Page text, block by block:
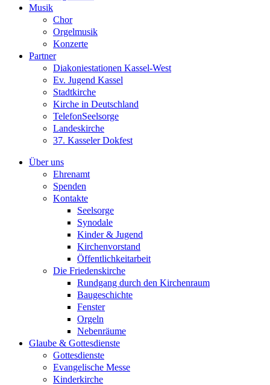
Musik
Chor
Orgelmusik
Konzerte
Partner
Diakoniestationen Kassel-West
Ev. Jugend Kassel
Stadtkirche
Kirche in Deutschland
TelefonSeelsorge
Landeskirche
37. Kasseler Dokfest
Über uns
Ehrenamt
Spenden
Kontakte
Seelsorge
Synodale
Kinder & Jugend
Kirchenvorstand
Öffentlichkeitarbeit
Die Friedenskirche
Rundgang durch den Kirchenraum
Baugeschichte
Fenster
Orgeln
Nebenräume
Glaube & Gottesdienste
Gottesdienste
Evangelische Messe
Kinderkirche